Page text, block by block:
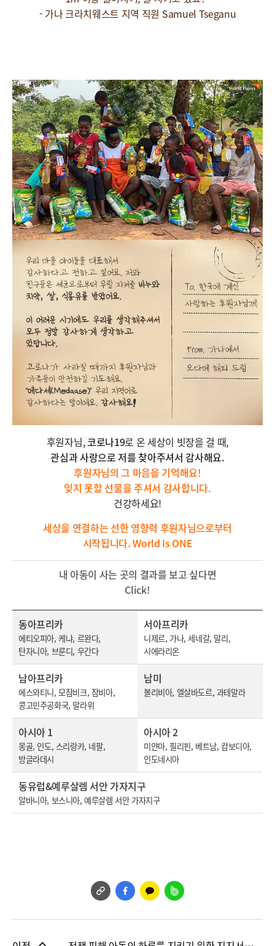
- 가나 크라치웨스트 지역 직원 Samuel Tseganu
후원자님,코로나19로 온 세상이 빗장을 걸 때,
관심과 사랑으로 저를 찾아주셔서 감사해요.
후원자님의 그 마음을 기억해요!
잊지 못할 선물을 주셔서 감사합니다.
건강하세요!
세상을 연결하는 선한 영향력 후원자님으로부터
시작됩니다. World Is ONE
내 아동이 사는 곳의 결과를 보고 싶다면
Click!
동아프리카
에티오피아, 케냐, 르완다,
탄자니아, 브룬디, 우간다
서아프리카
니제르, 가나, 세네갈, 말리,
시에라리온
남아프리카
에스와티니, 모잠비크, 잠비아,
콩고민주공화국, 말라위
남미
볼리비아, 엘살바도르, 과테말라
아시아 1
몽골, 인도, 스리랑카, 네팔,
방글라데시
아시아 2
미얀마, 필리핀, 베트남, 캄보디아,
인도네시아
동유럽&예루살렘 서안 가자지구
알바니아, 보스니아, 예루살렘 서안 가자지구